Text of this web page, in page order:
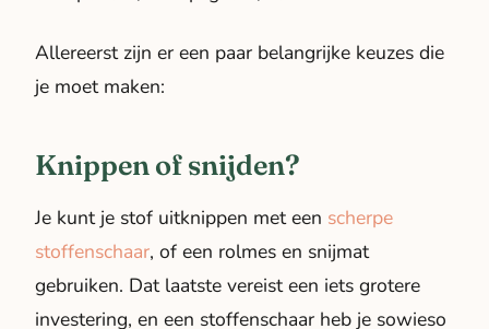
Allereerst zijn er een paar belangrijke keuzes die
je moet maken:
Knippen of snijden?
Je kunt je stof uitknippen met een scherpe
stoffenschaar, of een rolmes en snijmat
gebruiken. Dat laatste vereist een iets grotere
investering, en een stoffenschaar heb je sowieso